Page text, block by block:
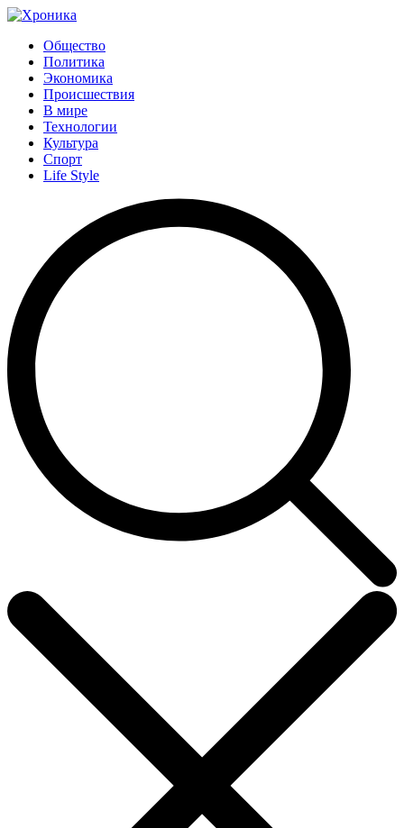
Общество
Политика
Экономика
Происшествия
В мире
Технологии
Культура
Спорт
Life Style